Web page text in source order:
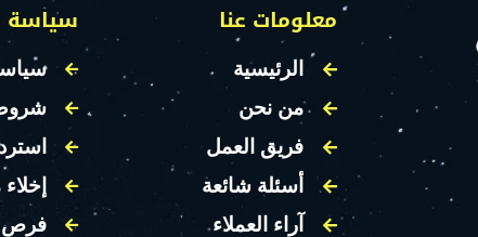
معلومات عنا
الرئيسية
من نحن
فريق العمل
أسئلة شائعة
آراء العملاء
سياسة
فرص